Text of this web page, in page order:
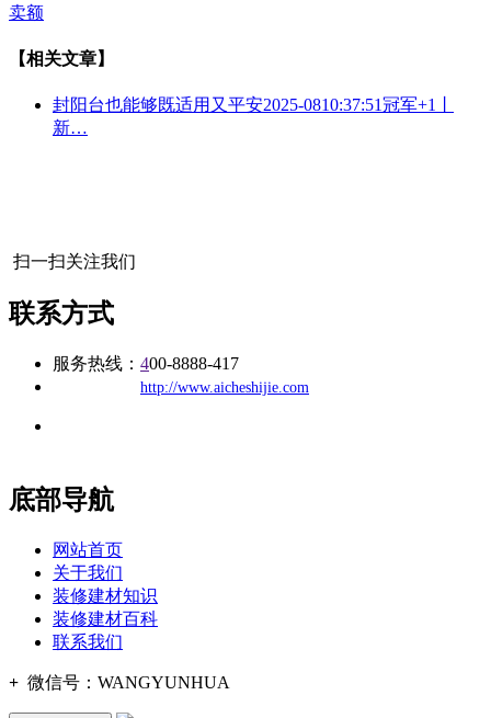
卖额
【相关文章】
封阳台也能够既适用又平安2025-0810:37:51冠军+1丨
新…
扫一扫关注我们
联系方式
服务热线： 400-8888-417
http://www.aicheshijie.com
底部导航
网站首页
关于我们
装修建材知识
装修建材百科
联系我们
+ 微信号： WANGYUNHUA